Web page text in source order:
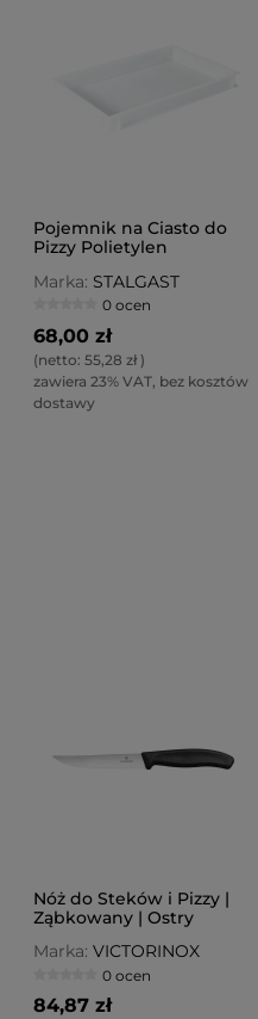
Pojemnik na Ciasto do
Pizzy Polietylen
Marka: STALGAST
0 ocen
68,00 zł
(netto: 55,28 zł)
zawiera 23% VAT, bez kosztów
dostawy
Nóż do Steków i Pizzy |
Ząbkowany | Ostry
Classic | 12cm | Czarny
Marka: VICTORINOX
0 ocen
84,87 zł